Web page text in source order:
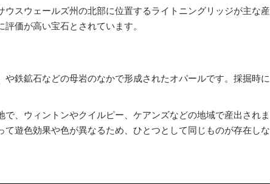
スウェールズ州の北部に位置するライトニングリッジが主な産
価が高い宝石とされています。
鉄鉱石などの母岩のなかで形成されたオパールです。採掘時に
、ウィントンやクイルピー、ケアンズなどの地域で産出されま
遊色効果や色が異なるため、ひとつとして同じものが存在しな